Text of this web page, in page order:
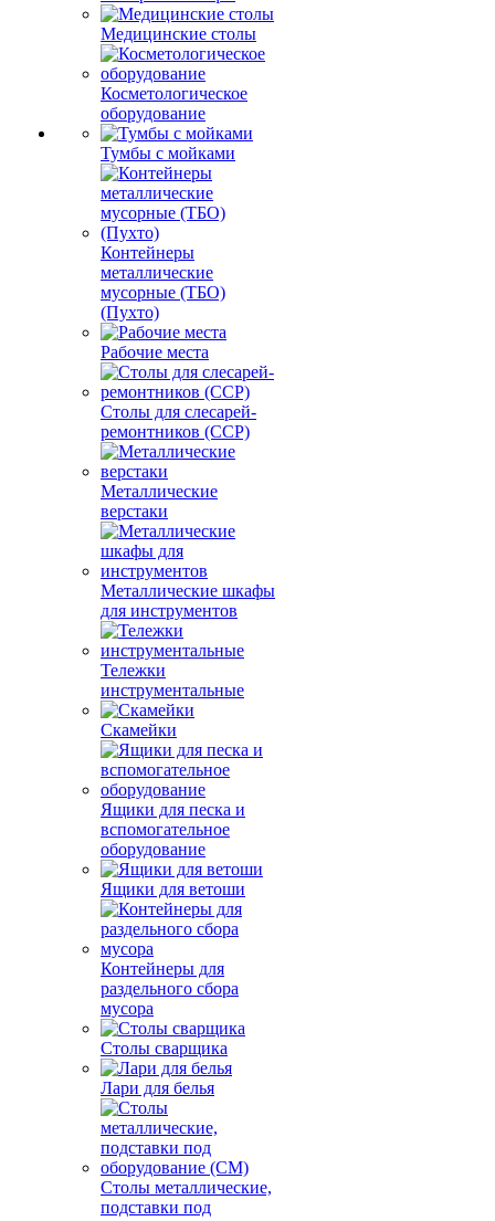
Медицинские столы
Косметологическое
оборудование
Тумбы с мойками
Контейнеры
металлические
мусорные (ТБО)
(Пухто)
Рабочие места
Столы для слесарей-
ремонтников (ССР)
Металлические
верстаки
Металлические шкафы
для инструментов
Тележки
инструментальные
Скамейки
Ящики для песка и
вспомогательное
оборудование
Ящики для ветоши
Контейнеры для
раздельного сбора
мусора
Столы сварщика
Лари для белья
Столы металлические,
подставки под